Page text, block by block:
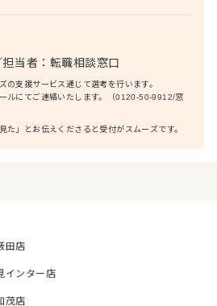
担当者： 転職相談窓口
の支援サービス通じて選考を行います。
ルにてご連絡いたします。（0120-50-9912/窓
」とお伝えくださると受付がスムーズです。
田店
インター店
茂店